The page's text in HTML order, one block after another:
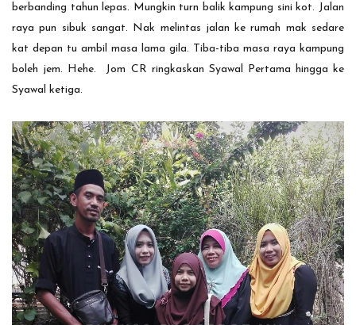
berbanding tahun lepas. Mungkin turn balik kampung sini kot. Jalan
raya pun sibuk sangat. Nak melintas jalan ke rumah mak sedare
kat depan tu ambil masa lama gila. Tiba-tiba masa raya kampung
boleh jem. Hehe. Jom CR ringkaskan Syawal Pertama hingga ke
Syawal ketiga.